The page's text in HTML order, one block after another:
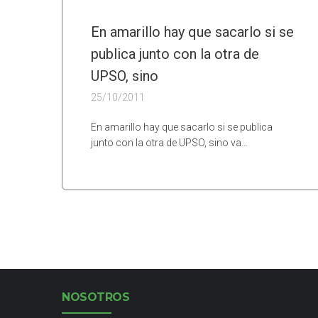
En amarillo hay que sacarlo si se
publica junto con la otra de
UPSO, sino
25/10/2011
En amarillo hay que sacarlo si se publica
junto con la otra de UPSO, sino va…
NOSOTROS